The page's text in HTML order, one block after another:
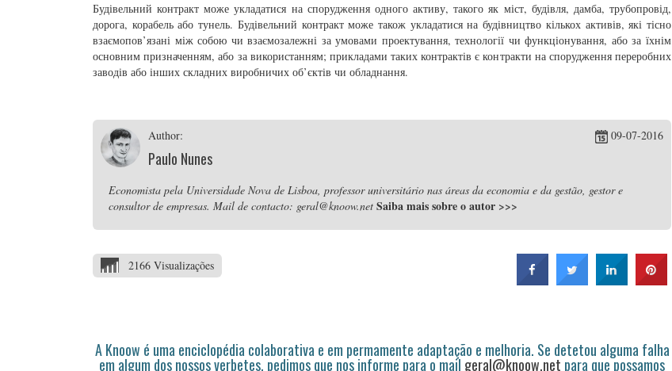
Будівельний контракт може укладатися на спорудження одного активу, такого як міст, будівля, дамба, трубопровід,
дорога, корабель або тунель. Будівельний контракт може також укладатися на будівництво кількох активів, які тісно
взаємопов’язані між собою чи взаємозалежні за умовами проектування, технології чи функціонування, або за їхнім
основним призначенням, або за використанням; прикладами таких контрактів є контракти на спорудження переробних
заводів або інших складних виробничих об’єктів чи обладнання.
Author:
Paulo Nunes
09-07-2016
Economista pela Universidade Nova de Lisboa, professor universitário nas áreas da economia e da gestão, gestor e
consultor de empresas. Mail de contacto: geral@knoow.net Saiba mais sobre o autor >>>
2166 Visualizações
A Knoow é uma enciclopédia colaborativa e em permamente adaptação e melhoria. Se detetou alguma falha
em algum dos nossos verbetes, pedimos que nos informe para o mail geral@knoow.net para que possamos